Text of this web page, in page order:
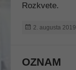
Rozkvete.
Publikované
2. augusta 2019
OZNAM